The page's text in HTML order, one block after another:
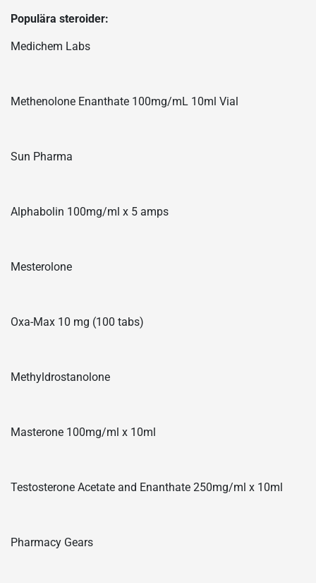
Populära steroider:
Medichem Labs
Methenolone Enanthate 100mg/mL 10ml Vial
Sun Pharma
Alphabolin 100mg/ml x 5 amps
Mesterolone
Oxa-Max 10 mg (100 tabs)
Methyldrostanolone
Masterone 100mg/ml x 10ml
Testosterone Acetate and Enanthate 250mg/ml x 10ml
Pharmacy Gears